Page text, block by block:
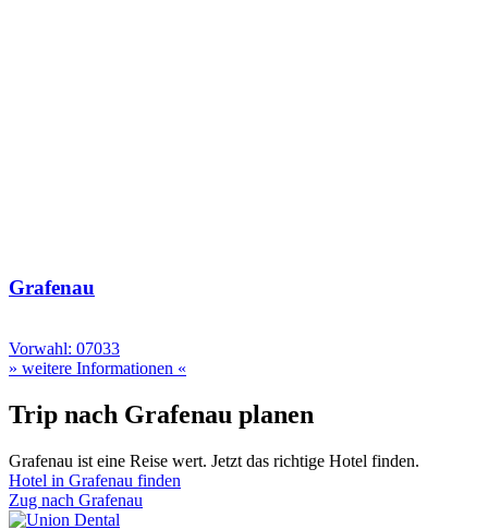
Grafenau
Vorwahl: 07033
» weitere Informationen «
Trip nach Grafenau planen
Grafenau ist eine Reise wert. Jetzt das richtige Hotel finden.
Hotel in Grafenau finden
Zug nach Grafenau